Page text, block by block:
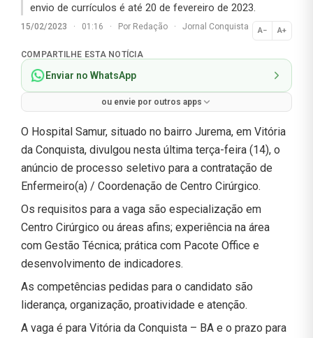
envio de currículos é até 20 de fevereiro de 2023.
15/02/2023 · 01:16 · Por Redação · Jornal Conquista A− A+
Normal
COMPARTILHE ESTA NOTÍCIA
Enviar no WhatsApp
ou envie por outros apps
O Hospital Samur, situado no bairro Jurema, em Vitória
da Conquista, divulgou nesta última terça-feira (14), o
anúncio de processo seletivo para a contratação de
Enfermeiro(a) / Coordenação de Centro Cirúrgico.
Os requisitos para a vaga são especialização em
Centro Cirúrgico ou áreas afins; experiência na área
com Gestão Técnica; prática com Pacote Office e
desenvolvimento de indicadores.
As competências pedidas para o candidato são
liderança, organização, proatividade e atenção.
A vaga é para Vitória da Conquista – BA e o prazo para